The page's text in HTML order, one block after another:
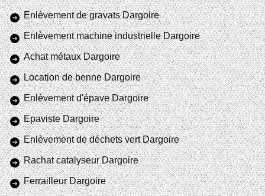
Enlèvement de gravats Dargoire
Enlèvement machine industrielle Dargoire
Achat métaux Dargoire
Location de benne Dargoire
Enlèvement d'épave Dargoire
Epaviste Dargoire
Enlèvement de déchets vert Dargoire
Rachat catalyseur Dargoire
Ferrailleur Dargoire